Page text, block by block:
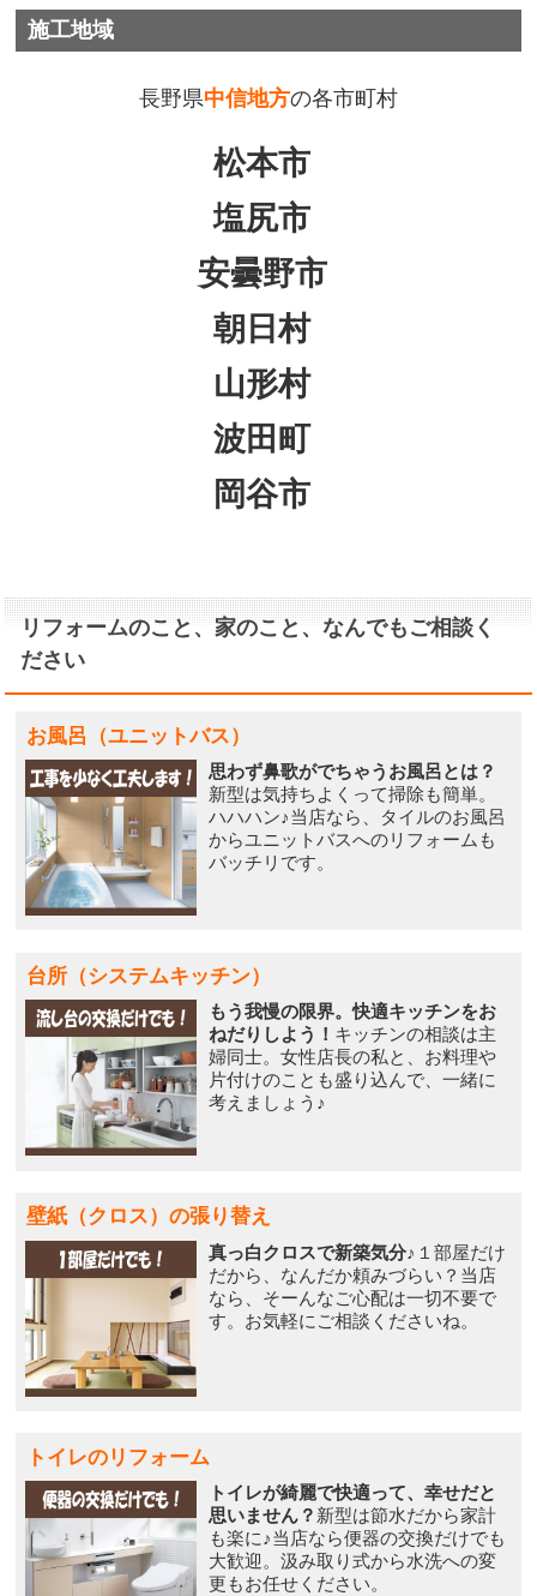
施工地域
長野県中信地方の各市町村
松本市
塩尻市
安曇野市
朝日村
山形村
波田町
岡谷市
リフォームのこと、家のこと、なんでもご相談く
ださい
お風呂（ユニットバス）
思わず鼻歌がでちゃうお風呂とは？
新型は気持ちよくって掃除も簡単。
ハハハン♪当店なら、タイルのお風呂
からユニットバスへのリフォームも
バッチリです。
台所（システムキッチン）
もう我慢の限界。快適キッチンをお
ねだりしよう！ キッチンの相談は主
婦同士。女性店長の私と、お料理や
片付けのことも盛り込んで、一緒に
考えましょう♪
壁紙（クロス）の張り替え
真っ白クロスで新築気分♪ １部屋だけ
だから、なんだか頼みづらい？当店
なら、そーんなご心配は一切不要で
す。お気軽にご相談くださいね。
トイレのリフォーム
トイレが綺麗で快適って、幸せだと
思いません？ 新型は節水だから家計
も楽に♪当店なら便器の交換だけでも
大歓迎。汲み取り式から水洗への変
更もお任せください。